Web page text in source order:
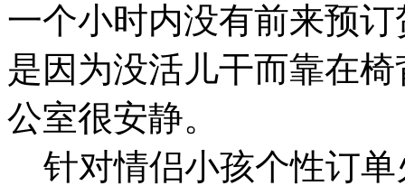
一个小时内没有前来预
是因为没活儿干而靠在
公室很安静。
针对情侣小孩个性订单